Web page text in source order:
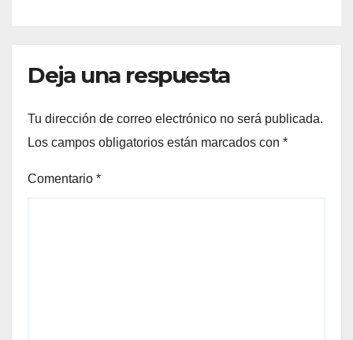
Deja una respuesta
Tu dirección de correo electrónico no será publicada.
Los campos obligatorios están marcados con *
Comentario *